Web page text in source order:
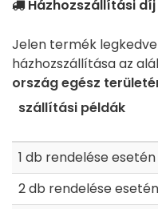
Házhozszállítási
Jelen termék
házhozszállítása az
ország egész
szállítási példák
1 db rendelése esetén
2 db rendelése esetén